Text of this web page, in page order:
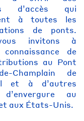
d’accès qui
à toutes les
de ponts.
invitons à
de
au Pont
Champlain de
et à d’autres
au
aux États-Unis.